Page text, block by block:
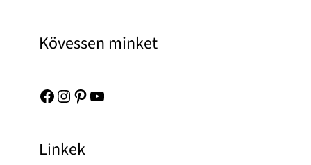
Kövessen minket
Facebook Instagram Pinterest YouTube
Linkek